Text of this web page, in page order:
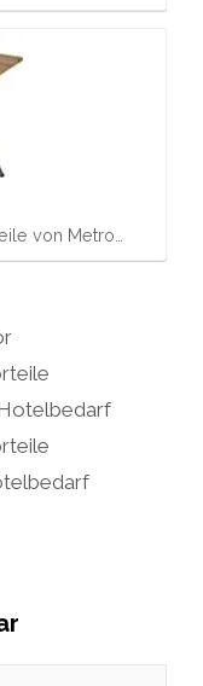
von Metro…